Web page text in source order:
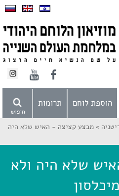
חיפוש
הוספת לוחם תרומות
> מבצע קציצה - האיש שלא היה
שלא היה ולא